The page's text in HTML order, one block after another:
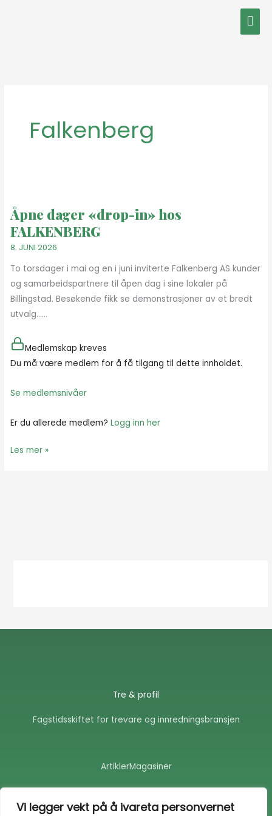
Vi legger vekt på å ivareta personvernet
Falkenberg
Åpne dager «drop-in» hos
FALKENBERG
8. JUNI 2026
To torsdager i mai og en i juni inviterte Falkenberg AS kunder
og samarbeidspartnere til åpen dag i sine lokaler på
Billingstad. Besøkende fikk se demonstrasjoner av et bredt
utvalg…...
Medlemskap kreves
Du må være medlem for å få tilgang til dette innholdet.
Se medlemsnivåer
Er du allerede medlem?Logg inn her
«drop-
in»
hos
Les mer »
Tre & profil
Fagstidsskiftet for trevare og innredningsbransjen
ArtiklerMagasiner
a n